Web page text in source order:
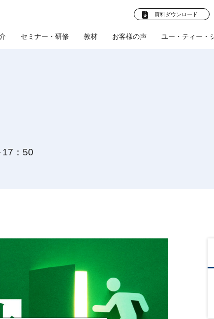
資料ダウンロード
リスク＆誹謗中傷
実践型リスクマネジメント
Web上の誹謗中傷への対策プ
セミナー・研修 教材 お客様の声 ユー・ティー・
17：50